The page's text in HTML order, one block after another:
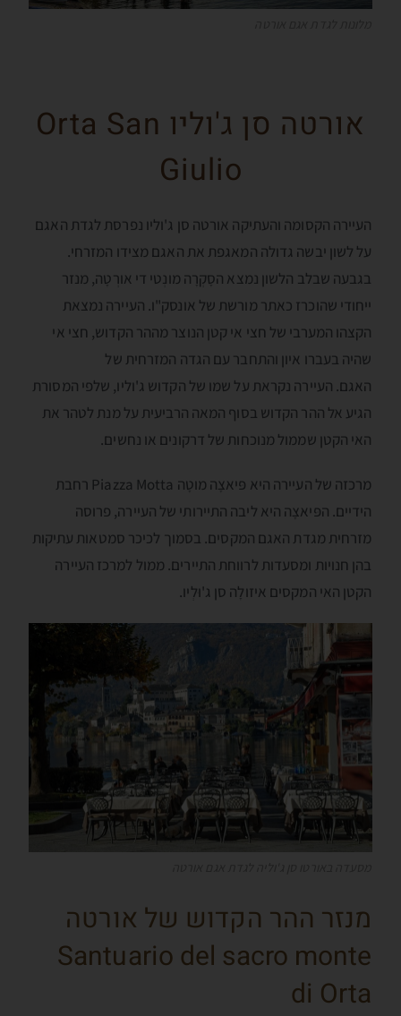
אורטה סן ג'וליו Orta San
Giulio
העיירה הקסומה והעתיקה אורטה סן ג'וליו נפרסת לגדת האגם
על לשון יבשה גדולה המאגפת את האגם מצידו המזרחי.
בגבעה שבלב הלשון נמצא הסָקְרָה מונְטי די אורְטָה, מנזר
ייחודי שהוכרז כאתר מורשת של אונסק"ו. העיירה נמצאת
הקצהו המערבי של חצי אי קטן הנוצר מההר הקדוש, חצי אי
שהיה בעברו איון והתחבר עם הגדה המזרחית של
האגם. העיירה נקראת על שמו של הקדוש ג'וליו, שלפי המסורת
הגיע אל ההר הקדוש בסוף המאה הרביעית על מנת לטהר את
האי הקטן שממול מנוכחות של דרקונים או נחשים.
מרכזה של העיירה היא פּיאצָה מוטָה Piazza Motta רחבת
הידיים. הפּיאצָה היא ליבה התיירותי של העיירה, פרוסה
מזרחית מגדת האגם המקסים. בסמוך לכיכר סמטאות עתיקות
בהן חנויות ומסעדות לרווחת התיירים. ממול למרכז העיירה
הקטן האי המקסים איזולָה סן ג'וּלְיו.
מנזר ההר הקדוש של אורטה
Santuario del sacro monte
di Orta